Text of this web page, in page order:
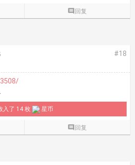
 回复
#18
入了 14 枚 星币
 回复